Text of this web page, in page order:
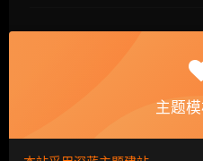
4月11日消息，神州专
签署战略合作协议，结成战
在汽车电商、大数据营销、
大数据、智能汽车等各方面
主题